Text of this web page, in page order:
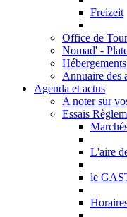
Freizeit
Office de
Nomad' -
Annuaire des
Agenda et actus
A noter sur
Essais
L'aire
le